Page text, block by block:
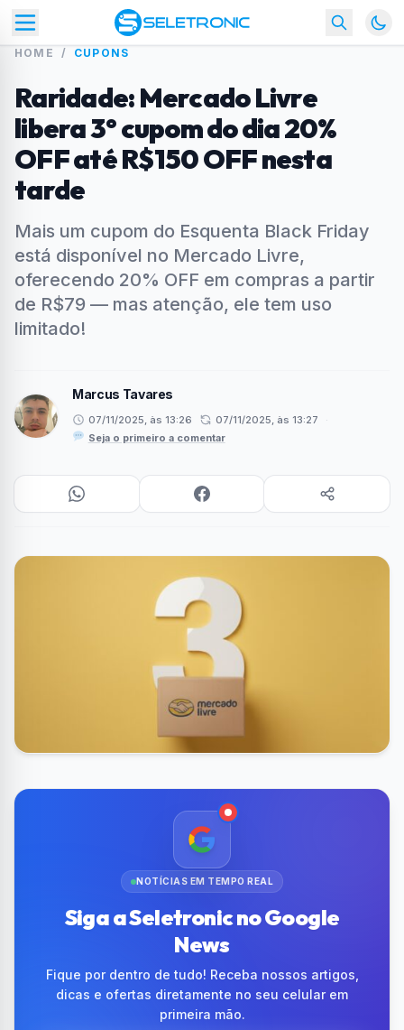
HOME / CUPONS
Raridade: Mercado Livre
libera 3° cupom do dia 20%
OFF até R$150 OFF nesta
tarde
Mais um cupom do Esquenta Black Friday
está disponível no Mercado Livre,
oferecendo 20% OFF em compras a partir
de R$79 — mas atenção, ele tem uso
limitado!
Marcus Tavares
07/11/2025, às 13:26 07/11/2025, às 13:27
·
Seja o primeiro a comentar
NOTÍCIAS EM TEMPO REAL
Siga a Seletronic no Google
News
Fique por dentro de tudo! Receba nossos artigos,
dicas e ofertas diretamente no seu celular em
primeira mão.